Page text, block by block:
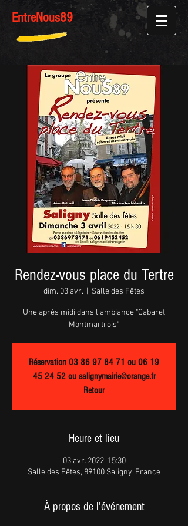
EntreNous89
Rendez-vous place du Tertre
dim. 03 avr. Salle des Fêtes
Une après midi dans l'ambiance "Cabaret
Montmartrois".
Réservation 03 86 97 84 71 ou 06 19
45 24 52 ou salignymairie@orange.fr
Retour
Heure et lieu
03 avr. 2022, 15:30
Salle des Fêtes, 89100 Saligny, France
À propos de l'événement